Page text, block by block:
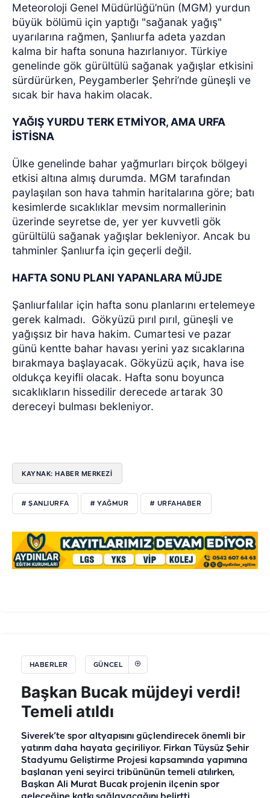
Meteoroloji Genel Müdürlüğü’nün (MGM) yurdun
büyük bölümü için yaptığı "sağanak yağış"
uyarılarına rağmen, Şanlıurfa adeta yazdan
kalma bir hafta sonuna hazırlanıyor. Türkiye
genelinde gök gürültülü sağanak yağışlar etkisini
sürdürürken, Peygamberler Şehri’nde güneşli ve
sıcak bir hava hakim olacak.
YAĞIŞ YURDU TERK ETMİYOR, AMA URFA
İSTİSNA
Ülke genelinde bahar yağmurları birçok bölgeyi
etkisi altına almış durumda. MGM tarafından
paylaşılan son hava tahmin haritalarına göre; batı
kesimlerde sıcaklıklar mevsim normallerinin
üzerinde seyretse de, yer yer kuvvetli gök
gürültülü sağanak yağışlar bekleniyor. Ancak bu
tahminler Şanlıurfa için geçerli değil.
HAFTA SONU PLANI YAPANLARA MÜJDE
Şanlıurfalılar için hafta sonu planlarını ertelemeye
gerek kalmadı. Gökyüzü pırıl pırıl, güneşli ve
yağışsız bir hava hakim. Cumartesi ve pazar
günü kentte bahar havası yerini yaz sıcaklarına
bırakmaya başlayacak. Gökyüzü açık, hava ise
oldukça keyifli olacak. Hafta sonu boyunca
sıcaklıkların hissedilir derecede artarak 30
dereceyi bulması bekleniyor.
KAYNAK: HABER MERKEZİ
# ŞANLIURFA # YAĞMUR # URFAHABER
HABERLER GÜNCEL
Başkan Bucak müjdeyi verdi!
Temeli atıldı
Siverek’te spor altyapısını güçlendirecek önemli bir
yatırım daha hayata geçiriliyor. Firkan Tüysüz Şehir
Stadyumu Geliştirme Projesi kapsamında yapımına
başlanan yeni seyirci tribününün temeli atılırken,
Başkan Ali Murat Bucak projenin ilçenin spor